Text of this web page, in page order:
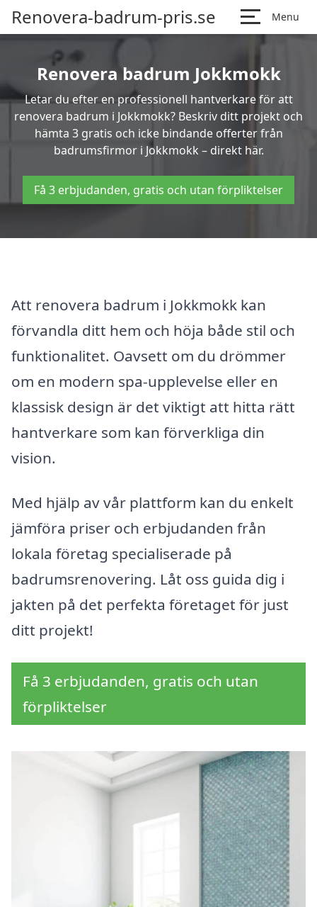
Renovera-badrum-pris.se Menu
Renovera badrum Jokkmokk
Letar du efter en professionell hantverkare för att
renovera badrum i Jokkmokk? Beskriv ditt projekt och
hämta 3 gratis och icke bindande offerter från
badrumsfirmor i Jokkmokk – direkt här.
Få 3 erbjudanden, gratis och utan förpliktelser
Att renovera badrum i Jokkmokk kan
förvandla ditt hem och höja både stil och
funktionalitet. Oavsett om du drömmer
om en modern spa-upplevelse eller en
klassisk design är det viktigt att hitta rätt
hantverkare som kan förverkliga din
vision.
Med hjälp av vår plattform kan du enkelt
jämföra priser och erbjudanden från
lokala företag specialiserade på
badrumsrenovering. Låt oss guida dig i
jakten på det perfekta företaget för just
ditt projekt!
Få 3 erbjudanden, gratis och utan
förpliktelser